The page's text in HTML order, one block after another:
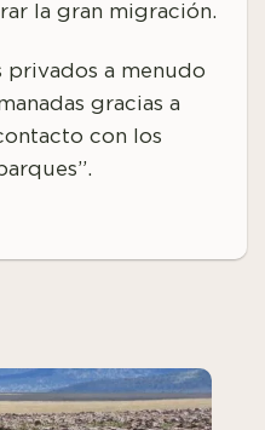
la gran migración.
privados a menudo
gracias a
con los